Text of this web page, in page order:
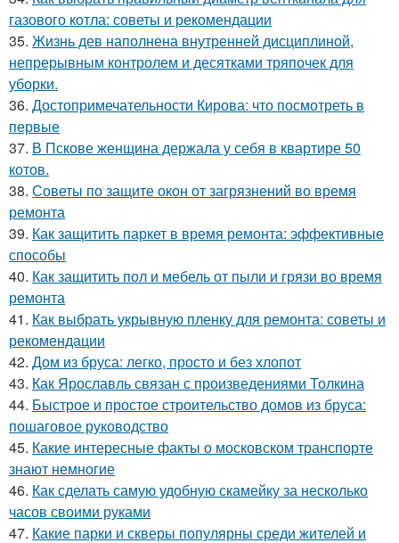
газового котла: советы и рекомендации
35. Жизнь дев наполнена внутренней дисциплиной,
непрерывным контролем и десятками тряпочек для
уборки.
36. Достопримечательности Кирова: что посмотреть в
первые
37. В Пскове женщина держала у себя в квартире 50
котов.
38. Советы по защите окон от загрязнений во время
ремонта
39. Как защитить паркет в время ремонта: эффективные
способы
40. Как защитить пол и мебель от пыли и грязи во время
ремонта
41. Как выбрать укрывную пленку для ремонта: советы и
рекомендации
42. Дом из бруса: легко, просто и без хлопот
43. Как Ярославль связан с произведениями Толкина
44. Быстрое и простое строительство домов из бруса:
пошаговое руководство
45. Какие интересные факты о московском транспорте
знают немногие
46. Как сделать самую удобную скамейку за несколько
часов своими руками
47. Какие парки и скверы популярны среди жителей и